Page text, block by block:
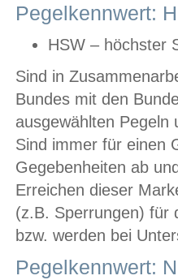
Pegelkennwert:
HSW – höchster
Sind in
Bundes mit den
ausgewählten
Sind immer für einen
Gegebenheiten ab
Erreichen dieser
(z.B. Sperrungen) für
bzw. werden bei
Pegelkennwert: